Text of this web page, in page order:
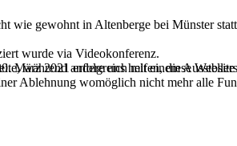
wie gewohnt in Altenberge bei Münster
wurde via Videokonferenz.
März 2021 erfolgreich mit einem
während andere uns helfen, diese
Ablehnung womöglich nicht mehr alle